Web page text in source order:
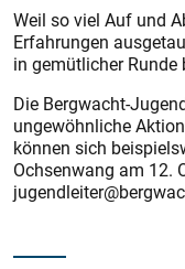
Weil so viel Auf und
Erfahrungen
in gemütlicher
Die Bergwacht-
ungewöhnliche
können sich
Ochsenwang am 12.